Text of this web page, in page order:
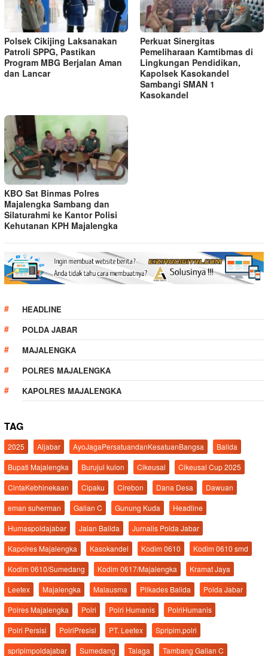
Polsek Cikijing Laksanakan
Patroli SPPG, Pastikan
Program MBG Berjalan Aman
dan Lancar
Perkuat Sinergitas
Pemeliharaan Kamtibmas di
Lingkungan Pendidikan,
Kapolsek Kasokandel
Sambangi SMAN 1
Kasokandel
KBO Sat Binmas Polres
Majalengka Sambang dan
Silaturahmi ke Kantor Polisi
Kehutanan KPH Majalengka
HEADLINE
POLDA JABAR
MAJALENGKA
POLRES MAJALENGKA
KAPOLRES MAJALENGKA
TAG
2025 Aljabar AyoJagaPersatuandanKesatuanBangsa
Balida
Bupati Majalengka
Burujul kulon Cikeusal
Cikeusal Cup 2025
CintaKebhinekaan
Cipaku Cirebon Dana Desa
Dawuan
eman suherman
Galian C Gunung Kuda
Headline
Humaspoldajabar
Jalan Balida
Jurnalis Polda Jabar
Kapolres Majalengka
Kasokandel Kodim 0610
Kodim 0610 smd
Kodim 0610/Sumedang
Kodim 0617/Majalengka
Kramat Jaya
Leetex
Majalengka Malausma Pilkades Balida
Polda Jabar
Polres Majalengka
Polri Polri Humanis
PolriHumanis
Polri Persisi
PolriPresisi PT. Leetex
Spripim.polri
spripimpoldajabar
Sumedang Talaga
Tambang Galian C